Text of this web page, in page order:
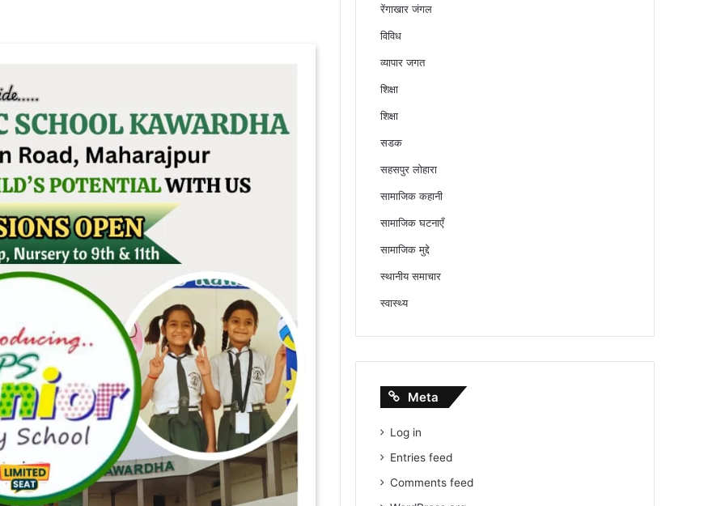
रेंगाखार जंगल
विविध
व्यापार जगत
शिक्षा
शिक्षा
सडक
सहसपुर लोहारा
सामाजिक कहानी
सामाजिक घटनाएँ
सामाजिक मुद्दे
स्थानीय समाचार
स्वास्थ्य
Meta
Log in
Entries feed
Comments feed